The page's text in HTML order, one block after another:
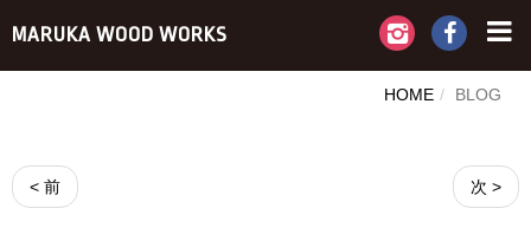
MARUKA WOOD WORKS
HOME BLOG
< 前 次 >